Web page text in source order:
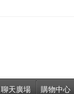
聊天廣場 購物中心